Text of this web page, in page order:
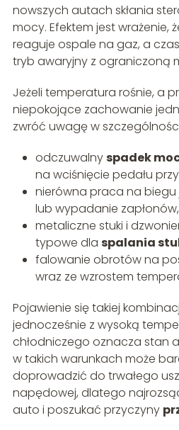
nowszych autach skłania
mocy. Efektem jest wrażenie,
reaguje ospale na gaz, a
tryb awaryjny z ograniczoną
Jeżeli temperatura rośnie, a
niepokojące zachowanie
zwróć uwagę w
odczuwalnyspadek
na wciśnięcie pedału
nierówna praca na biegu
lub wypadanie zapłonów,
metaliczne stuki i
typowe dla spalania
falowanie obrotów na
wraz ze wzrostem
Pojawienie się takiej
jednocześnie z wysoką
chłodniczego oznacza stan
w takich warunkach może
doprowadzić do trwałego
napędowej, dlatego
auto i poszukać przyczyny